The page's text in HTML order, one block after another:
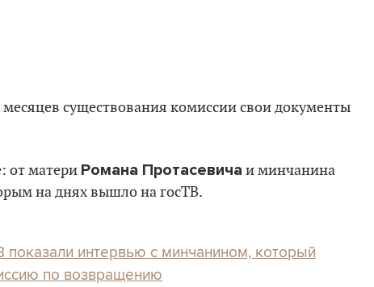
существования комиссии свои документы
от матери Романа Протасевича и минчанина
на днях вышло на госТВ.
показали интервью с минчанином, который
по возвращению